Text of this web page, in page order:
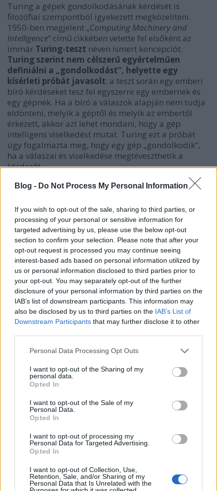
Blog - Do Not Process My Personal Information
If you wish to opt-out of the sale, sharing to third parties, or
processing of your personal or sensitive information for
targeted advertising by us, please use the below opt-out
section to confirm your selection. Please note that after your
opt-out request is processed you may continue seeing
interest-based ads based on personal information utilized by
us or personal information disclosed to third parties prior to
your opt-out. You may separately opt-out of the further
disclosure of your personal information by third parties on the
IAB’s list of downstream participants. This information may
also be disclosed by us to third parties on the IAB’s List of
Downstream Participants that may further disclose it to other
Please note that this website/app uses one or more Google
not limited to your visit or usage behaviour. You may click to
grant or deny consent to Google and its third-party tags to
use your data for below specified purposes in below Google
consent section.
Personal Data Processing Opt Outs
I want to opt-out of the Sharing of my
personal data.
Opted In
I want to opt-out of the Sale of my
Personal Data.
Opted In
I want to opt-out of processing my
Personal Data for Targeted Advertising.
Opted In
I want to opt-out of Collection, Use,
Retention, Sale, and/or Sharing of my
Personal Data that Is Unrelated with the
Turing a gépek gondolkodásának kérdését is
filozófiai szempontból igyekezett megközelíteni.
1950-ben megjelent „Computing Machinery and
Intelligence” című cikkében vetette fel elsőként az
immár Turing-teszt néven ismert koncepciót.
Turing szerint nem célszerű egyértelműen
definiálni a „gondolkodást”, helyette egy
kísérleti próbát javasolt: a teszt során egy emberi
bíró kérdéseket tesz fel egyszerre egy embernek és
egy gépnek. Ha a bíró a válaszok alapján nem tudja
eldönteni, melyik a géptől és melyik az embertől
érkezett, akkor azt lehet mondani, hogy a gép
intelligens viselkedést mutat. Turing ezt a próbát
úgy fogalmazta meg, hogy egy gép „gondolkodik”,
ha a válaszai és viselkedése megtéveszthetik a
kérdezőt.
szánta elméletét a gépi intelligencia megítélésére,
ám a XX. század végére fokozatosan elvesztette
központi szerepét.A kutatók egyre inkább
felismerték, hogy az emberi beszélgetés puszta
utánzása nem feltétlenül jelent valódi
megértést vagy gondolkodást . A XXI. század
elején, különösen a chatbotok és nyelvi modellek
fejlődésével, a teszt inkább kulturális és filozófiai
hivatkozási ponttá vált, semmint komoly
tudományos mérőeszközzé: egyes rendszerek
részfeladatokban „átverik” az embert, mégsem
tekinthetők általános intelligenciának. Így a Turing-
teszt szerepe átalakult, sma már inkább arra
meggyőzőképességet az értelemmel, és mi
magunk hogyan definiáljuk az intelligenciát.
Hogyan gondolkodik az AI?
Az AI nem úgy gondolkodik, mint az ember,
hanemmintázatokat számol és valószínűségeket
a mai nyelvi modellek – hatalmas mennyiségű
adatból tanul; nem „érti” a világot, nincs tudata,
szándéka vagy belső élménye, a működése azon
alapul, hogy felismeri,milyen minták szoktak
együtt előfordulni, és ezek alapján kiszámítja, mi a